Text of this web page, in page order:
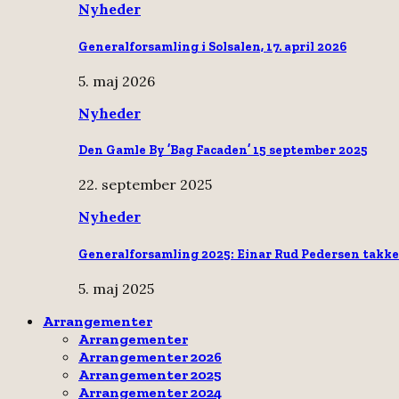
Nyheder
Generalforsamling i Solsalen, 17. april 2026
5. maj 2026
Nyheder
Den Gamle By ’Bag Facaden’ 15 september 2025
22. september 2025
Nyheder
Generalforsamling 2025: Einar Rud Pedersen
5. maj 2025
Arrangementer
Arrangementer
Arrangementer 2026
Arrangementer 2025
Arrangementer 2024